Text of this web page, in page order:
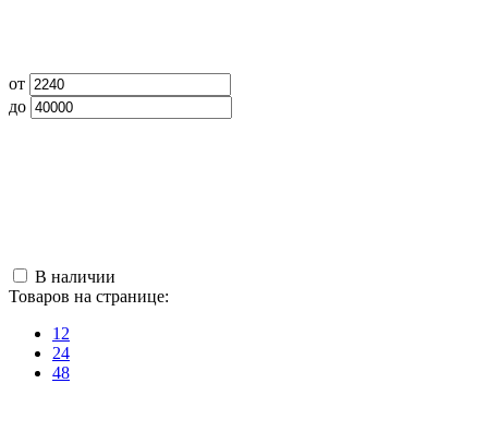
от
до
В наличии
Товаров на странице:
12
24
48